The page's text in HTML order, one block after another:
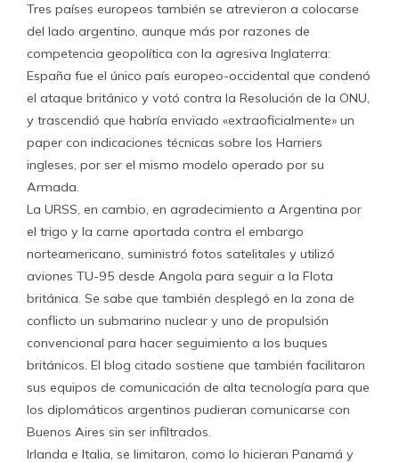
Tres países europeos también se atrevieron a colocarse
del lado argentino, aunque más por razones de
competencia geopolítica con la agresiva Inglaterra:
España fue el único país europeo-occidental que condenó
el ataque británico y votó contra la Resolución de la ONU,
y trascendió que habría enviado «extraoficialmente» un
paper con indicaciones técnicas sobre los Harriers
ingleses, por ser el mismo modelo operado por su
Armada.
La URSS, en cambio, en agradecimiento a Argentina por
el trigo y la carne aportada contra el embargo
norteamericano, suministró fotos satelitales y utilizó
aviones TU-95 desde Angola para seguir a la Flota
británica. Se sabe que también desplegó en la zona de
conflicto un submarino nuclear y uno de propulsión
convencional para hacer seguimiento a los buques
británicos. El blog citado sostiene que también facilitaron
sus equipos de comunicación de alta tecnología para que
los diplomáticos argentinos pudieran comunicarse con
Buenos Aires sin ser infiltrados.
Irlanda e Italia, se limitaron, como lo hicieran Panamá y